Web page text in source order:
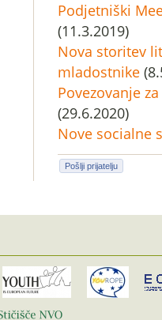
Podjetniški
(11.3.2019)
Nova storitev
mladostnike
Povezovanje
(29.6.2020)
Nove socialne
Pošlji prijatelju